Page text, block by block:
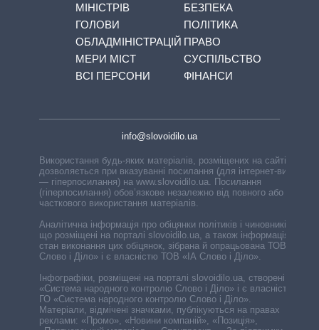
МІНІСТРІВ
ГОЛОВИ
ОБЛАДМІНІСТРАЦІЙ
МЕРИ МІСТ
ВСІ ПЕРСОНИ
БЕЗПЕКА
ПОЛІТИКА
ПРАВО
СУСПІЛЬСТВО
ФІНАНСИ
info@slovoidilo.ua
Використання будь-яких матеріалів, розміщених на сайті,
дозволяється при вказуванні посилання (для інтернет-видань
— гіперпосилання) на www.slovoidilo.ua. Посилання
(гіперпосилання) обов’язкове незалежно від повного або
часткового використання матеріалів.
Аналітична інформація про обіцянки політиків і чиновників,
що розміщені на порталі slovoidilo.ua, а також інформація про
стан виконання цих обіцянок, зібрана й опрацьована ТОВ «ІА
Слово і Діло» і є власністю ТОВ «ІА Слово і Діло».
Інфографіки, розміщені на порталі slovoidilo.ua, створені ГО
«Система народного контролю Слово і Діло» і є власністю
ГО «Система народного контролю Слово і Діло».
Матеріали, відмічені значками, публікуються на правах
реклами: «Промо», «Новини компаній», «Позиція»,